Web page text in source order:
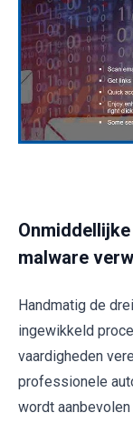
malware
Handmatig de
ingewikkeld
vaardigheden
professionele
wordt